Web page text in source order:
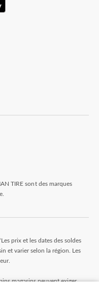
TIRE sont des marques
prix et les dates des soldes
et varier selon la région. Les